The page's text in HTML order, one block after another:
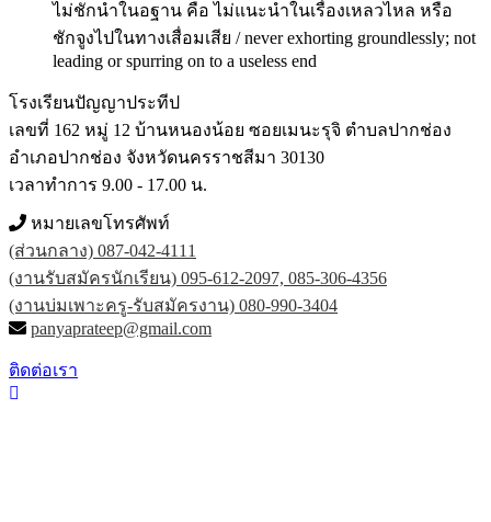
ไม่ชักนำในอฐาน คือ ไม่แนะนำในเรื่องเหลวไหล หรือ
ชักจูงไปในทางเสื่อมเสีย / never exhorting groundlessly; not
leading or spurring on to a useless end
โรงเรียนปัญญาประทีป
เลขที่ 162 หมู่ 12 บ้านหนองน้อย ซอยเมนะรุจิ ตำบลปากช่อง
อำเภอปากช่อง จังหวัดนครราชสีมา 30130
เวลาทำการ 9.00 - 17.00 น.
หมายเลขโทรศัพท์
(ส่วนกลาง) 087-042-4111
(งานรับสมัครนักเรียน) 095-612-2097, 085-306-4356
(งานบ่มเพาะครู-รับสมัครงาน) 080-990-3404
panyaprateep@gmail.com
ติดต่อเรา